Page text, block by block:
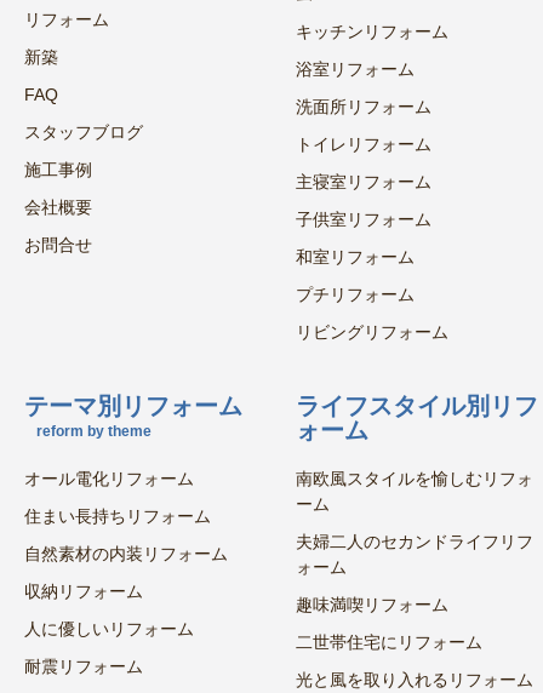
リフォーム
新築
FAQ
スタッフブログ
施工事例
会社概要
お問合せ
キッチンリフォーム
浴室リフォーム
洗面所リフォーム
トイレリフォーム
主寝室リフォーム
子供室リフォーム
和室リフォーム
プチリフォーム
リビングリフォーム
テーマ別リフォーム
reform by theme
オール電化リフォーム
住まい長持ちリフォーム
自然素材の内装リフォーム
収納リフォーム
人に優しいリフォーム
耐震リフォーム
ライフスタイル別リフ
ォーム
南欧風スタイルを愉しむリフォ
ーム
夫婦二人のセカンドライフリフ
ォーム
趣味満喫リフォーム
二世帯住宅にリフォーム
光と風を取り入れるリフォーム